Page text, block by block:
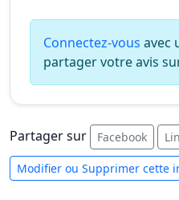
Connectez-vous avec
partager votre avis
Partager sur Facebook
Modifier ou Supprimer cette